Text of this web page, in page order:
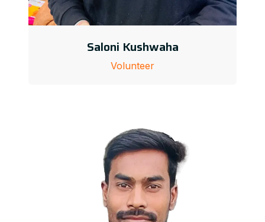
Saloni Kushwaha
Volunteer